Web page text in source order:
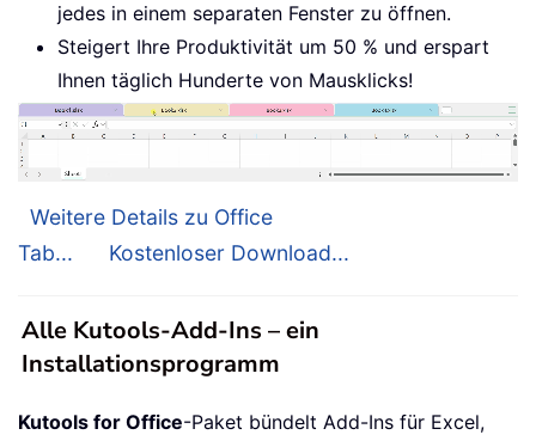
jedes in einem separaten Fenster zu öffnen.
Steigert Ihre Produktivität um 50 % und erspart
Ihnen täglich Hunderte von Mausklicks!
Weitere Details zu Office
Tab...
Kostenloser Download...
Alle Kutools-Add-Ins – ein
Installationsprogramm
Kutools for Office-Paket bündelt Add-Ins für Excel,